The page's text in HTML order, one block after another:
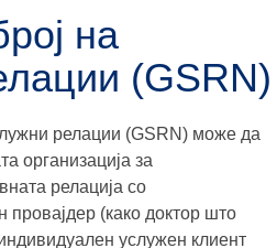
на
(GSRN)
релации (GSRN) може да
организација за
релација со
провајдер (како доктор што
услужен клиент